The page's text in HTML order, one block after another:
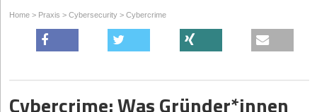
Home > Praxis > Cybersecurity > Cybercrime
Cybercrime: Was Gründer*innen